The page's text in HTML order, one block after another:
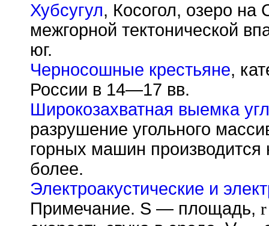
Хубсугул, Косогол, озеро
межгорной тектонической
юг.
Черносошные крестьяне,
России в 14—17 вв.
Широкозахватная выемка
разрушение угольного
горных машин производится
более.
Электроакустические и
Примечание. S — площадь, r